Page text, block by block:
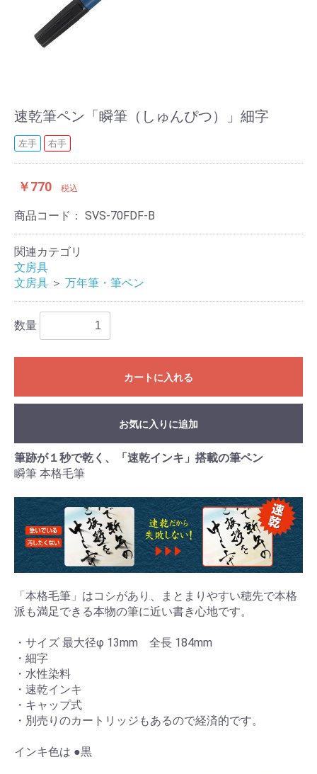
速乾筆ペン「瞬筆（しゅんぴつ）」細字
左手 右手
￥770 税込
商品コード： SVS-70FDF-B
関連カテゴリ
文房具
文房具 ＞ 万年筆・筆ペン
数量
カートに入れる
お気に入りに追加
筆跡が１秒で乾く、「速乾インキ」搭載の筆ペン
瞬筆 本格毛筆
「本格毛筆」はコシがあり、まとまりやすい穂先で本格
派も満足できる本物の筆に近い書き心地です。
・サイズ 最大径φ 13mm 全長 184mm
・細字
・水性染料
・速乾インキ
・キャップ式
・別売りのカートリッジもあるので経済的です。
インキ色は ●黒